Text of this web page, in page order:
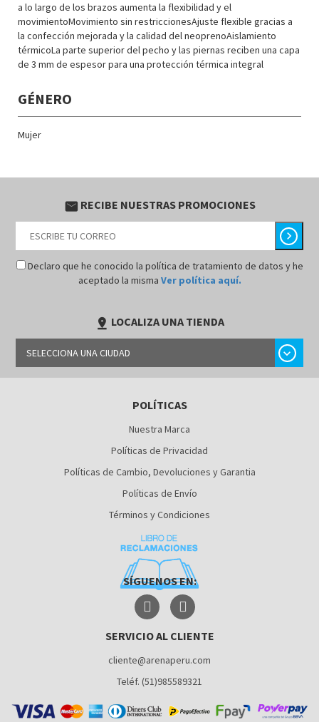
a lo largo de los brazos aumenta la flexibilidad y el
movimientoMovimiento sin restriccionesAjuste flexible gracias a
la confección mejorada y la calidad del neoprenoAislamiento
térmicoLa parte superior del pecho y las piernas reciben una capa
de 3 mm de espesor para una protección térmica integral
GÉNERO
Mujer
email RECIBE NUESTRAS PROMOCIONES
chevron_right
Declaro que he conocido la política de tratamiento de datos y he
aceptado la misma Ver política aquí.
pin_drop LOCALIZA UNA TIENDA
SELECCIONA UNA CIUDAD chevron_right
LIMA
POLÍTICAS
Nuestra Marca
Políticas de Privacidad
Políticas de Cambio, Devoluciones y Garantia
Políticas de Envío
Términos y Condiciones
SÍGUENOS EN:
SERVICIO AL CLIENTE
cliente@arenaperu.com
Teléf. (51)985589321